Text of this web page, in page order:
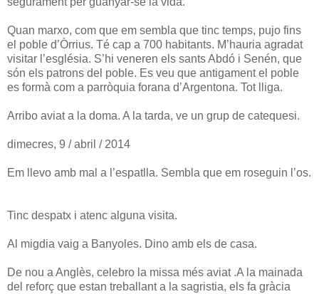
Quan marxo, com que em sembla que tinc temps, pujo fins
el poble d’Òrrius. Té cap a 700 habitants. M’hauria agradat
visitar l’església. S’hi veneren els sants Abdó i Senén, que
són els patrons del poble. Es veu que antigament el poble
es formà com a parròquia forana d’Argentona. Tot lliga.
Arribo aviat a la doma. A la tarda, ve un grup de catequesi.
dimecres, 9 / abril / 2014
Em llevo amb mal a l’espatlla. Sembla que em roseguin l’os.
Tinc despatx i atenc alguna visita.
Al migdia vaig a Banyoles. Dino amb els de casa.
De nou a Anglès, celebro la missa més aviat .A la mainada
del reforç que estan treballant a la sagristia, els fa gràcia